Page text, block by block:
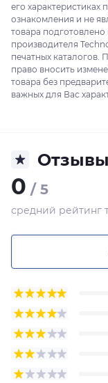
его характеристиках
ознакомления и не
товара
производителя
печатных каталогов.
право вносить
товара без
важных для Вас
Отзывы
0 / 5
средний рейтинг